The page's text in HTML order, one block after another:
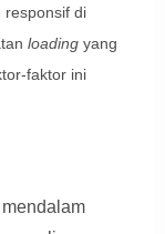
responsif di
loadingyang
faktor ini